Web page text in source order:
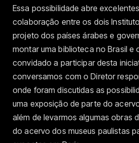
Essa possibilidade abre
colaboração entre os dois
projeto dos países árabes e
montar uma biblioteca no Brasil e
convidado a participar desta
conversamos com o Diretor
onde foram discutidas as
uma exposição de parte do
além de levarmos algumas obras
do acervo dos museus paulistas